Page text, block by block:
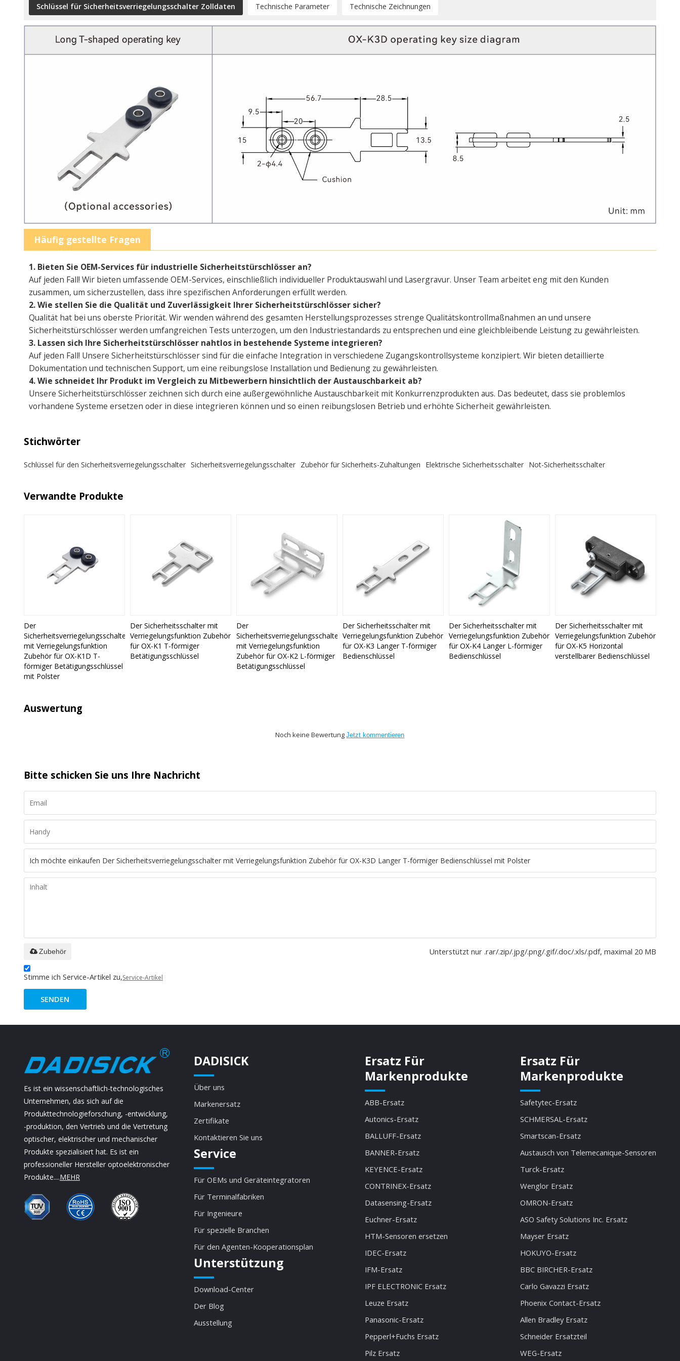
Schlüssel für Sicherheitsverriegelungsschalter Zolldaten Technische Parameter Technische Zeichnungen
Häufig gestellte Fragen
1. Bieten Sie OEM-Services für industrielle Sicherheitstürschlösser an?
Auf jeden Fall! Wir bieten umfassende OEM-Services, einschließlich individueller Produktauswahl und Lasergravur. Unser Team arbeitet eng mit den Kunden
zusammen, um sicherzustellen, dass ihre spezifischen Anforderungen erfüllt werden.
2. Wie stellen Sie die Qualität und Zuverlässigkeit Ihrer Sicherheitstürschlösser sicher?
Qualität hat bei uns oberste Priorität. Wir wenden während des gesamten Herstellungsprozesses strenge Qualitätskontrollmaßnahmen an und unsere
Sicherheitstürschlösser werden umfangreichen Tests unterzogen, um den Industriestandards zu entsprechen und eine gleichbleibende Leistung zu gewährleisten.
3. Lassen sich Ihre Sicherheitstürschlösser nahtlos in bestehende Systeme integrieren?
Auf jeden Fall! Unsere Sicherheitstürschlösser sind für die einfache Integration in verschiedene Zugangskontrollsysteme konzipiert. Wir bieten detaillierte
Dokumentation und technischen Support, um eine reibungslose Installation und Bedienung zu gewährleisten.
4. Wie schneidet Ihr Produkt im Vergleich zu Mitbewerbern hinsichtlich der Austauschbarkeit ab?
Unsere Sicherheitstürschlösser zeichnen sich durch eine außergewöhnliche Austauschbarkeit mit Konkurrenzprodukten aus. Das bedeutet, dass sie problemlos
vorhandene Systeme ersetzen oder in diese integrieren können und so einen reibungslosen Betrieb und erhöhte Sicherheit gewährleisten.
Stichwörter
Schlüssel für den Sicherheitsverriegelungsschalter Sicherheitsverriegelungsschalter Zubehör für Sicherheits-Zuhaltungen Elektrische Sicherheitsschalter Not-Sicherheitsschalter
Verwandte Produkte
Der
Sicherheitsverriegelungsschalter
mit Verriegelungsfunktion
Zubehör für OX-K1D T-
förmiger Betätigungsschlüssel
mit Polster
Der Sicherheitsschalter mit
Verriegelungsfunktion Zubehör
für OX-K1 T-förmiger
Betätigungsschlüssel
Der
Sicherheitsverriegelungsschalter
mit Verriegelungsfunktion
Zubehör für OX-K2 L-förmiger
Betätigungsschlüssel
Der Sicherheitsschalter mit
Verriegelungsfunktion Zubehör
für OX-K3 Langer T-förmiger
Bedienschlüssel
Der Sicherheitsschalter mit
Verriegelungsfunktion Zubehör
für OX-K4 Langer L-förmiger
Bedienschlüssel
Der Sicherheitsschalter mit
Verriegelungsfunktion Zubehör
für OX-K5 Horizontal
verstellbarer Bedienschlüssel
Auswertung
Noch keine BewertungJetzt kommentieren
Bitte schicken Sie uns Ihre Nachricht
Unterstützt nur .rar/.zip/.jpg/.png/.gif/.doc/.xls/.pdf, maximal 20 MB
Zubehör
Stimme ich Service-Artikel zu,Service-Artikel
SENDEN
Es ist ein wissenschaftlich-technologisches
Unternehmen, das sich auf die
Produkttechnologieforschung, -entwicklung,
-produktion, den Vertrieb und die Vertretung
optischer, elektrischer und mechanischer
Produkte spezialisiert hat. Es ist ein
professioneller Hersteller optoelektronischer
Produkte....MEHR
DADISICK
Über uns
Markenersatz
Zertifikate
Kontaktieren Sie uns
Service
Für OEMs und Geräteintegratoren
Für Terminalfabriken
Für Ingenieure
Für spezielle Branchen
Für den Agenten-Kooperationsplan
Unterstützung
Download-Center
Der Blog
Ausstellung
Ersatz Für
Markenprodukte
ABB-Ersatz
Autonics-Ersatz
BALLUFF-Ersatz
BANNER-Ersatz
KEYENCE-Ersatz
CONTRINEX-Ersatz
Datasensing-Ersatz
Euchner-Ersatz
HTM-Sensoren ersetzen
IDEC-Ersatz
IFM-Ersatz
IPF ELECTRONIC Ersatz
Leuze Ersatz
Panasonic-Ersatz
Pepperl+Fuchs Ersatz
Pilz Ersatz
Ersatz Für
Markenprodukte
Safetytec-Ersatz
SCHMERSAL-Ersatz
Smartscan-Ersatz
Austausch von Telemecanique-Sensoren
Turck-Ersatz
Wenglor Ersatz
OMRON-Ersatz
ASO Safety Solutions Inc. Ersatz
Mayser Ersatz
HOKUYO-Ersatz
BBC BIRCHER-Ersatz
Carlo Gavazzi Ersatz
Phoenix Contact-Ersatz
Allen Bradley Ersatz
Schneider Ersatzteil
WEG-Ersatz